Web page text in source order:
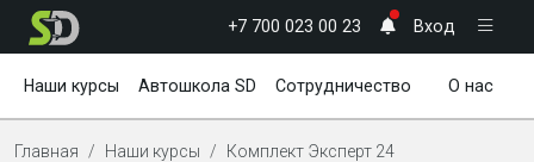
+7 700 023 00 23 Вход
Наши курсы Автошкола SD Сотрудничество О нас
Новости Полезное
Главная Наши курсы Комплект Эксперт 24